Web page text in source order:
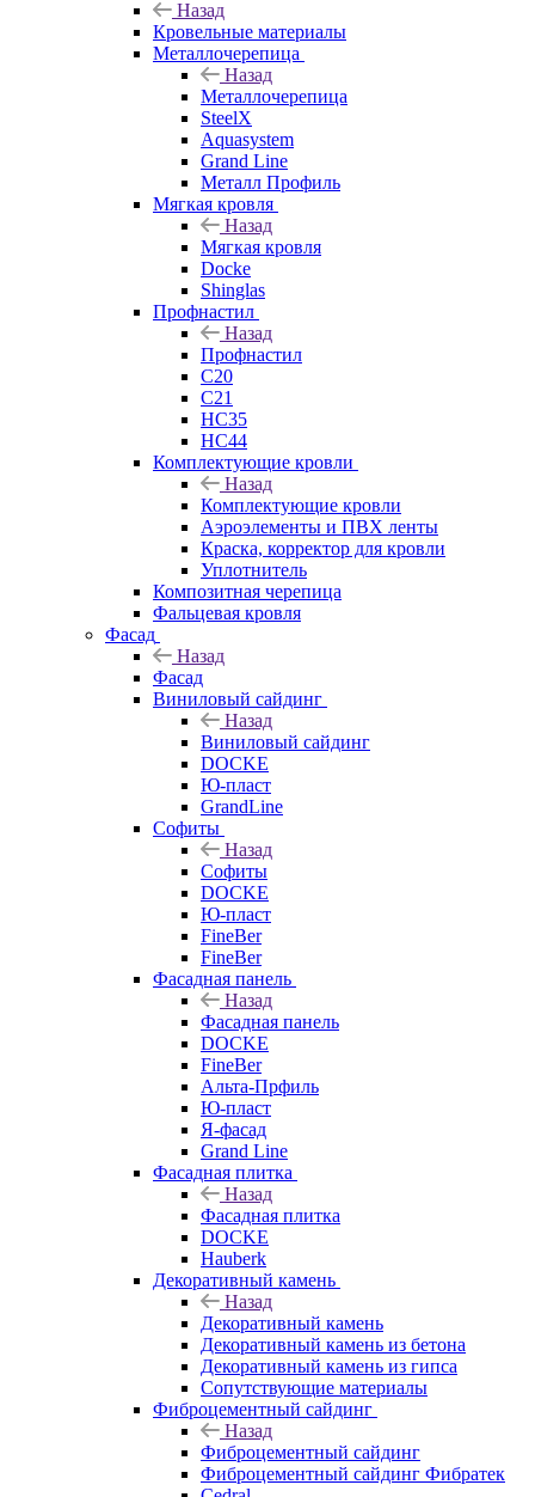
Назад
Кровельные материалы
Металлочерепица
Назад
Металлочерепица
SteelX
Aquasystem
Grand Line
Металл Профиль
Мягкая кровля
Назад
Мягкая кровля
Docke
Shinglas
Профнастил
Назад
Профнастил
C20
C21
НС35
НС44
Комплектующие кровли
Назад
Комплектующие кровли
Аэроэлементы и ПВХ ленты
Краска, корректор для кровли
Уплотнитель
Композитная черепица
Фальцевая кровля
Фасад
Назад
Фасад
Виниловый сайдинг
Назад
Виниловый сайдинг
DOCKE
Ю-пласт
GrandLine
Софиты
Назад
Софиты
DOCKE
Ю-пласт
FineBer
FineBer
Фасадная панель
Назад
Фасадная панель
DOCKE
FineBer
Альта-Прфиль
Ю-пласт
Я-фасад
Grand Line
Фасадная плитка
Назад
Фасадная плитка
DOCKE
Hauberk
Декоративный камень
Назад
Декоративный камень
Декоративный камень из бетона
Декоративный камень из гипса
Сопутствующие материалы
Фиброцементный сайдинг
Назад
Фиброцементный сайдинг
Фиброцементный сайдинг Фибратек